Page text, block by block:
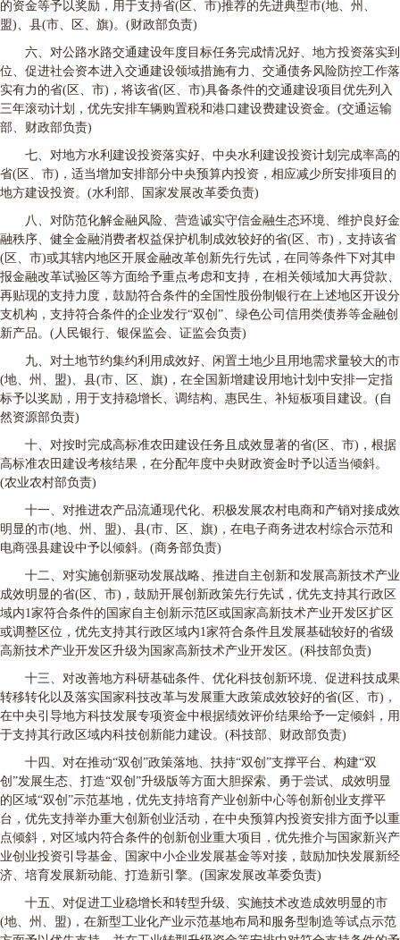
的资金等予以奖励，用于支持省(区、市)推荐的先进典型市(地、州、
盟)、县(市、区、旗)。(财政部负责)
六、对公路水路交通建设年度目标任务完成情况好、地方投资落实到
位、促进社会资本进入交通建设领域措施有力、交通债务风险防控工作落
实有力的省(区、市)，将该省(区、市)具备条件的交通建设项目优先列入
三年滚动计划，优先安排车辆购置税和港口建设费建设资金。(交通运输
部、财政部负责)
七、对地方水利建设投资落实好、中央水利建设投资计划完成率高的
省(区、市)，适当增加安排部分中央预算内投资，相应减少所安排项目的
地方建设投资。(水利部、国家发展改革委负责)
八、对防范化解金融风险、营造诚实守信金融生态环境、维护良好金
融秩序、健全金融消费者权益保护机制成效较好的省(区、市)，支持该省
(区、市)或其辖内地区开展金融改革创新先行先试，在同等条件下对其申
报金融改革试验区等方面给予重点考虑和支持，在相关领域加大再贷款、
再贴现的支持力度，鼓励符合条件的全国性股份制银行在上述地区开设分
支机构，支持符合条件的企业发行“双创”、绿色公司信用类债券等金融创
新产品。(人民银行、银保监会、证监会负责)
九、对土地节约集约利用成效好、闲置土地少且用地需求量较大的市
(地、州、盟)、县(市、区、旗)，在全国新增建设用地计划中安排一定指
标予以奖励，用于支持稳增长、调结构、惠民生、补短板项目建设。(自
然资源部负责)
十、对按时完成高标准农田建设任务且成效显著的省(区、市)，根据
高标准农田建设考核结果，在分配年度中央财政资金时予以适当倾斜。
(农业农村部负责)
十一、对推进农产品流通现代化、积极发展农村电商和产销对接成效
明显的市(地、州、盟)、县(市、区、旗)，在电子商务进农村综合示范和
电商强县建设中予以倾斜。(商务部负责)
十二、对实施创新驱动发展战略、推进自主创新和发展高新技术产业
成效明显的省(区、市)，鼓励开展创新政策先行先试，优先支持其行政区
域内1家符合条件的国家自主创新示范区或国家高新技术产业开发区扩区
或调整区位，优先支持其行政区域内1家符合条件且发展基础较好的省级
高新技术产业开发区升级为国家高新技术产业开发区。(科技部负责)
十三、对改善地方科研基础条件、优化科技创新环境、促进科技成果
转移转化以及落实国家科技改革与发展重大政策成效较好的省(区、市)，
在中央引导地方科技发展专项资金中根据绩效评价结果给予一定倾斜，用
于支持其行政区域内科技创新能力建设。(科技部、财政部负责)
十四、对在推动“双创”政策落地、扶持“双创”支撑平台、构建“双
创”发展生态、打造“双创”升级版等方面大胆探索、勇于尝试、成效明显
的区域“双创”示范基地，优先支持培育产业创新中心等创新创业支撑平
台，优先支持举办重大创新创业活动，在中央预算内投资安排方面予以重
点倾斜，对区域内符合条件的创新创业重大项目，优先推介与国家新兴产
业创业投资引导基金、国家中小企业发展基金等对接，鼓励加快发展新经
济、培育发展新动能、打造新引擎。(国家发展改革委负责)
十五、对促进工业稳增长和转型升级、实施技术改造成效明显的市
(地、州、盟)，在新型工业化产业示范基地布局和服务型制造等试点示范